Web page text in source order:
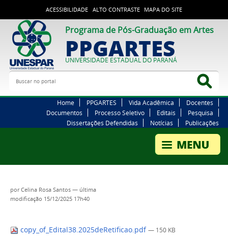
ACESSIBILIDADE ALTO CONTRASTE MAPA DO SITE
Programa de Pós-Graduação em Artes
PPGARTES
UNIVERSIDADE ESTADUAL DO PARANÁ
Buscar no portal
Home PPGARTES Vida Acadêmica
Docentes
Documentos
Processo Seletivo Editais
Pesquisa
Dissertações Defendidas
Notícias Publicações
porCelina Rosa Santos — última
modificação 15/12/2025 17h40
copy_of_Edital38.2025deRetificao.pdf — 150 KB